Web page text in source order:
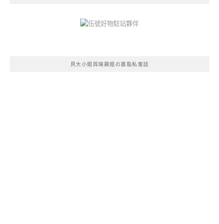
貝大小姐與瑞餚姐の囂脂私蜜話